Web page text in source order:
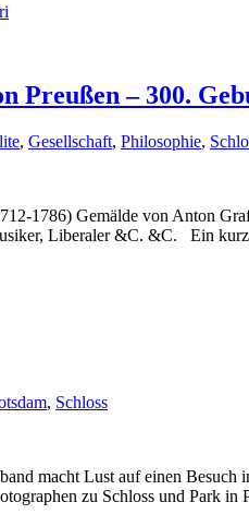
Preußen – 300.
, Gesellschaft, Philosophie,
1786) Gemälde von Anton
Liberaler &C. &C. Ein
, Schloss
macht Lust auf einen Besuch
zu Schloss und Park